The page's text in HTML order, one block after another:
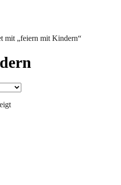
mit „feiern mit Kindern“